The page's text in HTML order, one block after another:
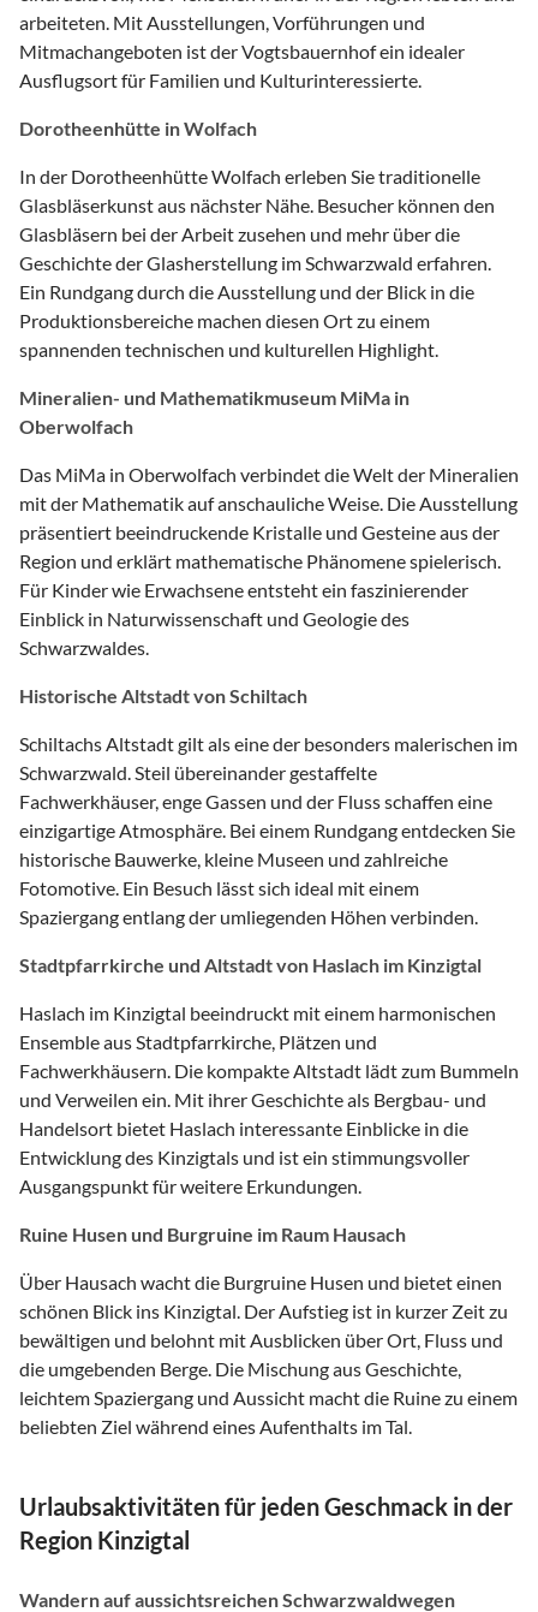
arbeiteten. Mit Ausstellungen, Vorführungen und
Mitmachangeboten ist der Vogtsbauernhof ein idealer
Ausflugsort für Familien und Kulturinteressierte.
Dorotheenhütte in Wolfach
In der Dorotheenhütte Wolfach erleben Sie traditionelle
Glasbläserkunst aus nächster Nähe. Besucher können den
Glasbläsern bei der Arbeit zusehen und mehr über die
Geschichte der Glasherstellung im Schwarzwald erfahren.
Ein Rundgang durch die Ausstellung und der Blick in die
Produktionsbereiche machen diesen Ort zu einem
spannenden technischen und kulturellen Highlight.
Mineralien- und Mathematikmuseum MiMa in
Oberwolfach
Das MiMa in Oberwolfach verbindet die Welt der Mineralien
mit der Mathematik auf anschauliche Weise. Die Ausstellung
präsentiert beeindruckende Kristalle und Gesteine aus der
Region und erklärt mathematische Phänomene spielerisch.
Für Kinder wie Erwachsene entsteht ein faszinierender
Einblick in Naturwissenschaft und Geologie des
Schwarzwaldes.
Historische Altstadt von Schiltach
Schiltachs Altstadt gilt als eine der besonders malerischen im
Schwarzwald. Steil übereinander gestaffelte
Fachwerkhäuser, enge Gassen und der Fluss schaffen eine
einzigartige Atmosphäre. Bei einem Rundgang entdecken Sie
historische Bauwerke, kleine Museen und zahlreiche
Fotomotive. Ein Besuch lässt sich ideal mit einem
Spaziergang entlang der umliegenden Höhen verbinden.
Stadtpfarrkirche und Altstadt von Haslach im Kinzigtal
Haslach im Kinzigtal beeindruckt mit einem harmonischen
Ensemble aus Stadtpfarrkirche, Plätzen und
Fachwerkhäusern. Die kompakte Altstadt lädt zum Bummeln
und Verweilen ein. Mit ihrer Geschichte als Bergbau- und
Handelsort bietet Haslach interessante Einblicke in die
Entwicklung des Kinzigtals und ist ein stimmungsvoller
Ausgangspunkt für weitere Erkundungen.
Ruine Husen und Burgruine im Raum Hausach
Über Hausach wacht die Burgruine Husen und bietet einen
schönen Blick ins Kinzigtal. Der Aufstieg ist in kurzer Zeit zu
bewältigen und belohnt mit Ausblicken über Ort, Fluss und
die umgebenden Berge. Die Mischung aus Geschichte,
leichtem Spaziergang und Aussicht macht die Ruine zu einem
beliebten Ziel während eines Aufenthalts im Tal.
Urlaubsaktivitäten für jeden Geschmack in der
Region Kinzigtal
Wandern auf aussichtsreichen Schwarzwaldwegen